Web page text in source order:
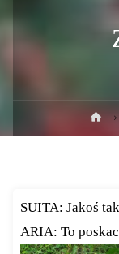
SUITA: Jakoś
ARIA: To